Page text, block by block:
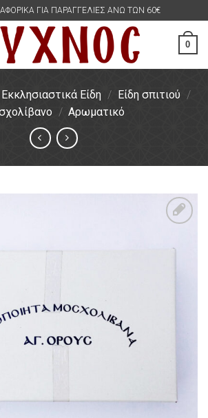
ΓΙΑ ΠΑΡΑΓΓΕΛΙΕΣ ΑΝΩ ΤΩΝ 60€
0
Εκκλησιαστικά Είδη / Είδη σπιτιού /
/ Αρωματικό
στην